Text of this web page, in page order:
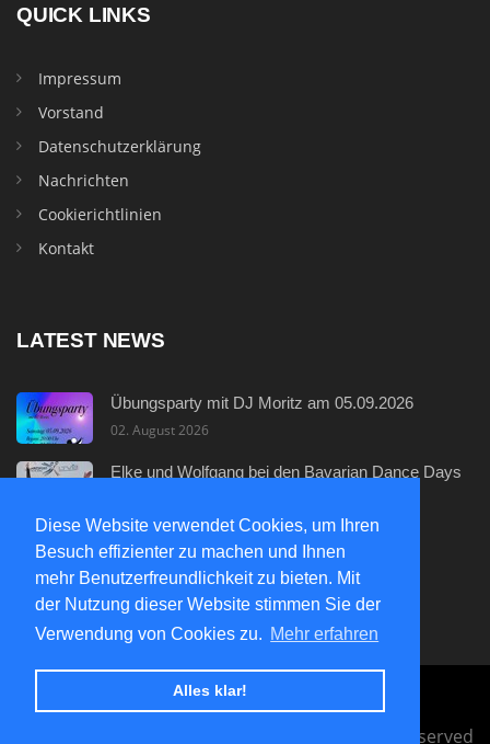
Diese Website verwendet Cookies, um Ihren
Besuch effizienter zu machen und Ihnen
mehr Benutzerfreundlichkeit zu bieten. Mit
der Nutzung dieser Website stimmen Sie der
Verwendung von Cookies zu. Mehr erfahren
Alles klar!
QUICK LINKS
Impressum
Vorstand
Datenschutzerklärung
Nachrichten
Cookierichtlinien
Kontakt
LATEST NEWS
Übungsparty mit DJ Moritz am 05.09.2026
02. August 2026
Elke und Wolfgang bei den Bavarian Dance Days
Neuer Discofox - Einsteigerkurs
29. Juli 2026
© Copyright 2026. All Right Reserved